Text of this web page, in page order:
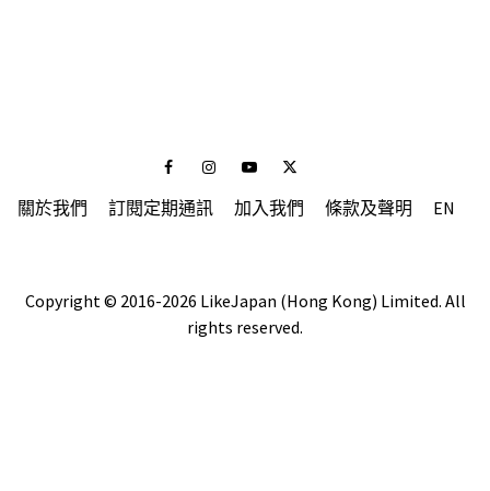
FacebookInstagramYoutubeTwitter
關於我們 訂閱定期通訊 加入我們 條款及聲明 EN
Copyright © 2016-2026 LikeJapan (Hong Kong) Limited. All
rights reserved.